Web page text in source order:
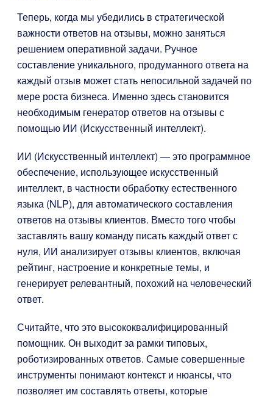
Теперь, когда мы убедились в стратегической
важности ответов на отзывы, можно заняться
решением оперативной задачи. Ручное
составление уникального, продуманного ответа на
каждый отзыв может стать непосильной задачей по
мере роста бизнеса. Именно здесь становится
необходимым генератор ответов на отзывы с
помощью ИИ (Искусственный интеллект).
ИИ (Искусственный интеллект) — это программное
обеспечение, использующее искусственный
интеллект, в частности обработку естественного
языка (NLP), для автоматического составления
ответов на отзывы клиентов. Вместо того чтобы
заставлять вашу команду писать каждый ответ с
нуля, ИИ анализирует отзывы клиентов, включая
рейтинг, настроение и конкретные темы, и
генерирует релевантный, похожий на человеческий
ответ.
Считайте, что это высококвалифицированный
помощник. Он выходит за рамки типовых,
роботизированных ответов. Самые совершенные
инструменты понимают контекст и нюансы, что
позволяет им составлять ответы, которые